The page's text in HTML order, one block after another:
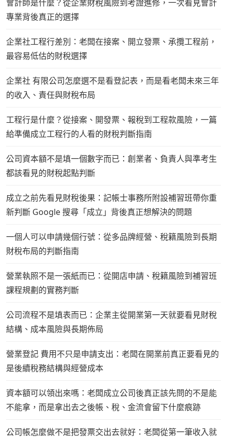
會計師是什麼？從企業財稅風險到考證進修，一次看見會計
專業背後真正的選擇
企業社工程行差別：老闆在接案、開立發票、承攬工程前，
最容易低估的財稅選擇
企業社 有限公司怎麼選不是看登記表，而是看老闆未來三年
的收入、責任與財稅布局
工程行是什麼？從接案、開發票、報稅到工程款風險，一篇
給準備成立工程行的人看的財稅判斷指南
公司資本額不是填一個數字而已：創業者、負責人與準考生
都該看見的財稅起點判斷
成立之前先看見財稅後果：記帳士事務所附設補習班帶你重
新判斷 Google 搜尋「成立」背後真正想解決的問題
一個人可以申請幾個行號：從多品牌經營、稅籍風險到長期
財稅布局的判斷指南
營業執照不是一張紙而已：從開店申請、稅籍風險到補習班
課程規劃的實務判斷
公司流程不是填表而已：企業主從開業第一天就要看見財稅
結構、成本風險與長期佈局
營業登記 費用不只是申請支出：老闆在開業前真正要看見的
是後續稅務結構與經營成本
資本額可以領出來嗎：老闆成立公司後真正該先問的不是能
不能拿，而是拿出去之後帳、稅、金流會留下什麼痕跡
公司帳怎麼做不是把發票交出去就好：老闆從第一筆收入就